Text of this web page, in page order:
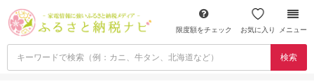
限度額をチェック お気に入り メニュー
検索